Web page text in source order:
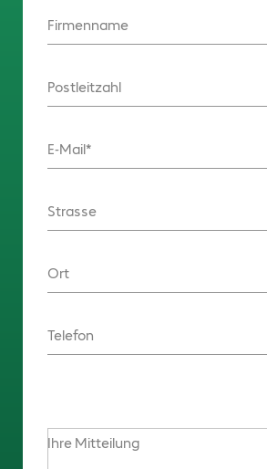
Firmenname
Postleitzahl
E-Mail
Strasse
Ort
Telefon
Ihre Mitteilung